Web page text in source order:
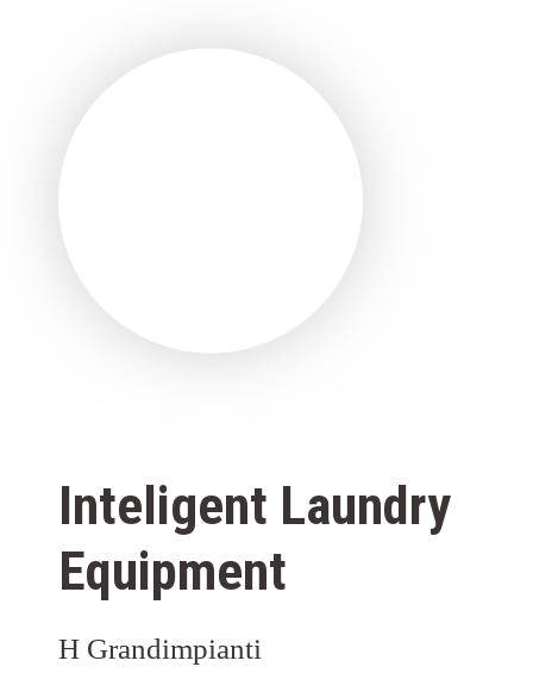
Inteligent Laundry
Equipment
Η Grandimpianti